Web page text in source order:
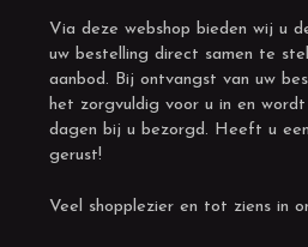
Via deze webshop bieden wij u
uw bestelling direct samen te
aanbod. Bij ontvangst van uw
het zorgvuldig voor u in en
dagen bij u bezorgd. Heeft u
gerust!
Veel shopplezier en tot ziens in